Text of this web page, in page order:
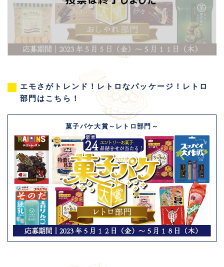
エモさがトレンド！レトロなパッケージ！レトロ
部門はこちら！
菓子パケ大賞～レトロ部門～